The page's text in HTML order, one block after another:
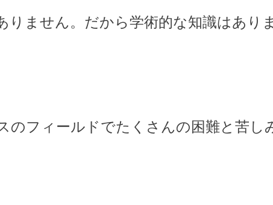
りません。だから学術的な知識はあり
のフィールドでたくさんの困難と苦し